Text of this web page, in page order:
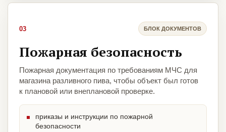
03 БЛОК ДОКУМЕНТОВ
Пожарная безопасность
Пожарная документация по требованиям МЧС для
магазина разливного пива, чтобы объект был готов
к плановой или внеплановой проверке.
приказы и инструкции по пожарной
безопасности